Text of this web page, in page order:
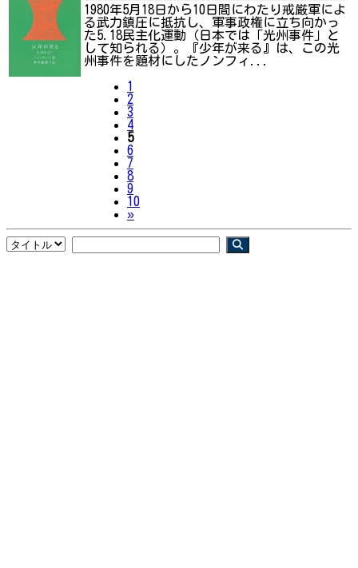
1980年5月18日から10日間にわたり戒厳軍によ
る武力鎮圧に抵抗し、軍事政権に立ち向かっ
た5.18民主化運動（日本では「光州事件」と
して知られる）。『少年が来る』は、この光
州事件を題材にしたノンフィ...
1
2
3
4
5
6
7
8
9
10
»Next